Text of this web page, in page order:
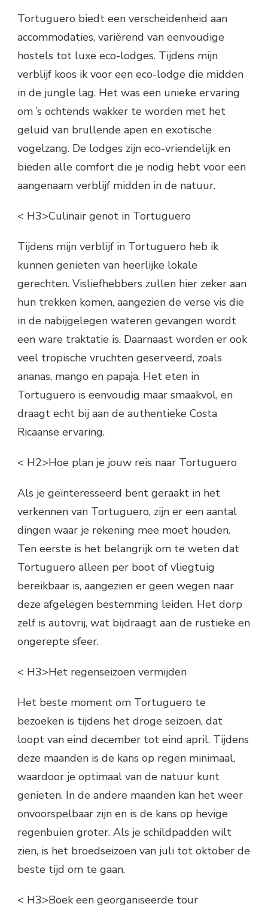
Tortuguero biedt een verscheidenheid aan
accommodaties, variërend van eenvoudige
hostels tot luxe eco-lodges. Tijdens mijn
verblijf koos ik voor een eco-lodge die midden
in de jungle lag. Het was een unieke ervaring
om ’s ochtends wakker te worden met het
geluid van brullende apen en exotische
vogelzang. De lodges zijn eco-vriendelijk en
bieden alle comfort die je nodig hebt voor een
aangenaam verblijf midden in de natuur.
< H3>Culinair genot in Tortuguero
Tijdens mijn verblijf in Tortuguero heb ik
kunnen genieten van heerlijke lokale
gerechten. Visliefhebbers zullen hier zeker aan
hun trekken komen, aangezien de verse vis die
in de nabijgelegen wateren gevangen wordt
een ware traktatie is. Daarnaast worden er ook
veel tropische vruchten geserveerd, zoals
ananas, mango en papaja. Het eten in
Tortuguero is eenvoudig maar smaakvol, en
draagt echt bij aan de authentieke Costa
Ricaanse ervaring.
< H2>Hoe plan je jouw reis naar Tortuguero
Als je geïnteresseerd bent geraakt in het
verkennen van Tortuguero, zijn er een aantal
dingen waar je rekening mee moet houden.
Ten eerste is het belangrijk om te weten dat
Tortuguero alleen per boot of vliegtuig
bereikbaar is, aangezien er geen wegen naar
deze afgelegen bestemming leiden. Het dorp
zelf is autovrij, wat bijdraagt aan de rustieke en
ongerepte sfeer.
< H3>Het regenseizoen vermijden
Het beste moment om Tortuguero te
bezoeken is tijdens het droge seizoen, dat
loopt van eind december tot eind april. Tijdens
deze maanden is de kans op regen minimaal,
waardoor je optimaal van de natuur kunt
genieten. In de andere maanden kan het weer
onvoorspelbaar zijn en is de kans op hevige
regenbuien groter. Als je schildpadden wilt
zien, is het broedseizoen van juli tot oktober de
beste tijd om te gaan.
< H3>Boek een georganiseerde tour